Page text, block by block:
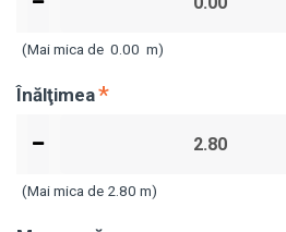
(Mai mica de 0.00 m)
Înălţimea
(Mai mica de 2.80 m)